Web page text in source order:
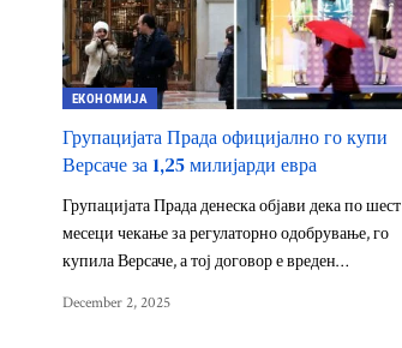
ЕКОНОМИЈА
Групацијата Прада официјално го купи
Версаче за 1,25 милијарди евра
Групацијата Прада денеска објави дека по шест
месеци чекање за регулаторно одобрување, го
купила Версаче, а тој договор е вреден…
December 2, 2025